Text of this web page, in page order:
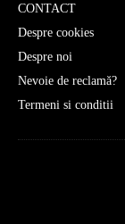
CONTACT
Despre cookies
Despre noi
Nevoie de reclamă?
Termeni si conditii